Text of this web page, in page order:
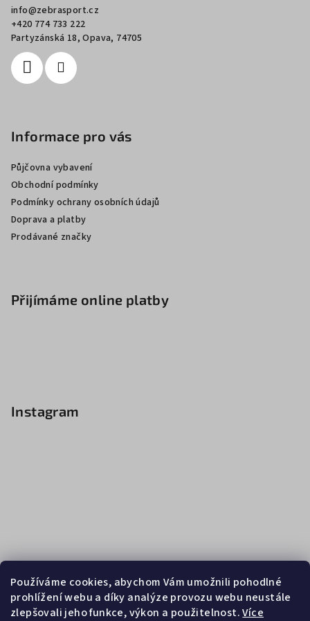
Používáme cookies, abychom Vám umožnili pohodlné
prohlížení webu a díky analýze provozu webu neustále
zlepšovali jeho funkce, výkon a použitelnost.Více
info@zebrasport.cz
+420 774 733 222
Partyzánská 18, Opava, 74705
Informace pro vás
Půjčovna vybavení
Obchodní podmínky
Podmínky ochrany osobních údajů
Doprava a platby
Prodávané značky
Přijímáme online platby
Instagram